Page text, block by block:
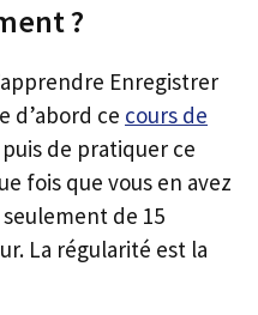
?
Enregistrer
d’abord ce cours de
puis de pratiquer ce
fois que vous en avez
seulement de 15
La régularité est la